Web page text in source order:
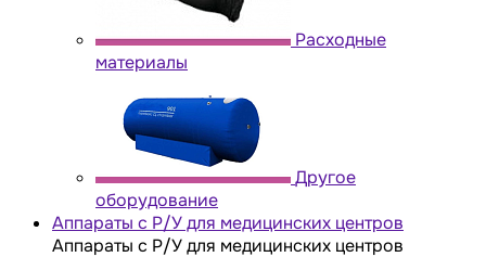
Расходные
материалы
Другое
оборудование
Аппараты с Р/У для медицинских центров
Аппараты с Р/У для медицинских центров